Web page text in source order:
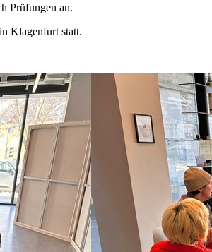
Prüfungen an.
Klagenfurt statt.